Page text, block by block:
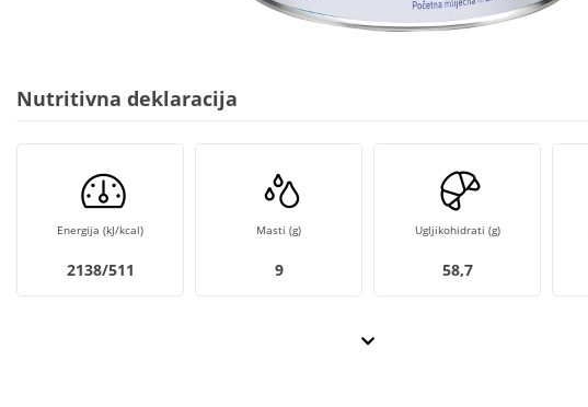
Nutritivna deklaracija
Energija (kJ/kcal)
2138/511
Masti (g)
9
Ugljikohidrati (g)
58,7